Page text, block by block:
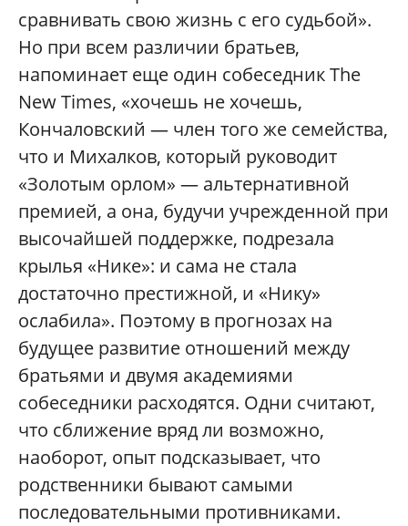
сравнивать свою жизнь с его судьбой».
Но при всем различии братьев,
напоминает еще один собеседник The
New Times, «хочешь не хочешь,
Кончаловский — член того же семейства,
что и Михалков, который руководит
«Золотым орлом» — альтернативной
премией, а она, будучи учрежденной при
высочайшей поддержке, подрезала
крылья «Нике»: и сама не стала
достаточно престижной, и «Нику»
ослабила». Поэтому в прогнозах на
будущее развитие отношений между
братьями и двумя академиями
собеседники расходятся. Одни считают,
что сближение вряд ли возможно,
наоборот, опыт подсказывает, что
родственники бывают самыми
последовательными противниками.